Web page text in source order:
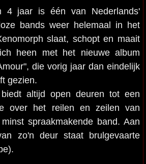
4 jaar is één van Nederlands'
bands weer helemaal in het
slaat, schopt en maait
heen met het nieuwe album
die vorig jaar dan eindelijk
gezien.
altijd open deuren tot een
over het reilen en zeilen van
spraakmakende band. Aan
zo'n deur staat brulgevaarte